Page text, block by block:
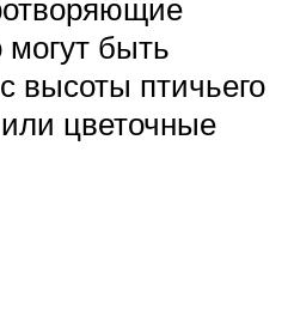
быть
высоты птичьего
цветочные